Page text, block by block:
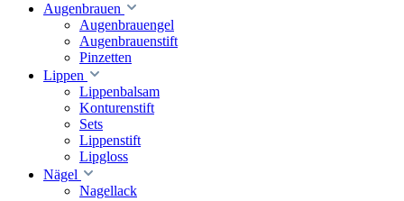
Augenbrauen
Augenbrauengel
Augenbrauenstift
Pinzetten
Lippen
Lippenbalsam
Konturenstift
Sets
Lippenstift
Lipgloss
Nägel
Nagellack